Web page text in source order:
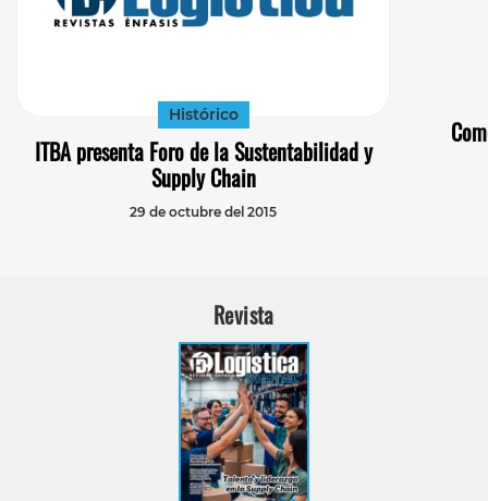
Histórico
ITBA presenta Foro de la Sustentabilidad y
Supply Chain
29 de octubre del 2015
Revista